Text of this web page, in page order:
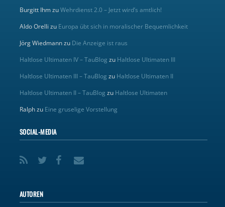
Burgitt IhmzuWehrdienst 2.0 – Jetzt wird’s amtlich!
Aldo Orelli zu Europa übt sich in moralischer Bequemlichkeit
Jörg Wiedmannzu Die Anzeige ist raus
Haltlose Ultimaten IV – TauBlog zu Haltlose Ultimaten III
Haltlose Ultimaten III – TauBlog zu Haltlose Ultimaten II
Haltlose Ultimaten II – TauBlog zu Haltlose Ultimaten
Ralphzu Eine gruselige Vorstellung
SOCIAL-MEDIA
AUTOREN